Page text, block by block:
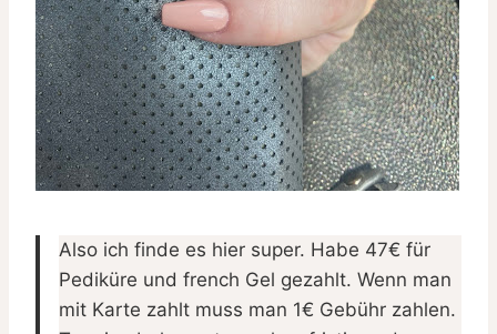
Also ich finde es hier super. Habe 47€ für
Pediküre und french Gel gezahlt. Wenn man
mit Karte zahlt muss man 1€ Gebühr zahlen.